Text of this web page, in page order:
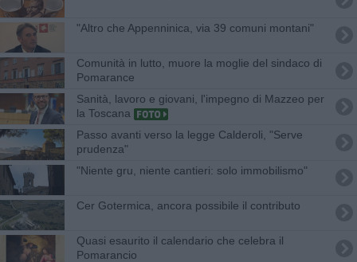
"Altro che Appenninica, via 39 comuni montani"
Comunità in lutto, muore la moglie del sindaco di
Pomarance
Sanità, lavoro e giovani, l'impegno di Mazzeo per
la Toscana
Passo avanti verso la legge Calderoli, "Serve
prudenza"
"Niente gru, niente cantieri: solo immobilismo"
Cer Gotermica, ancora possibile il contributo
Quasi esaurito il calendario che celebra il
Pomarancio